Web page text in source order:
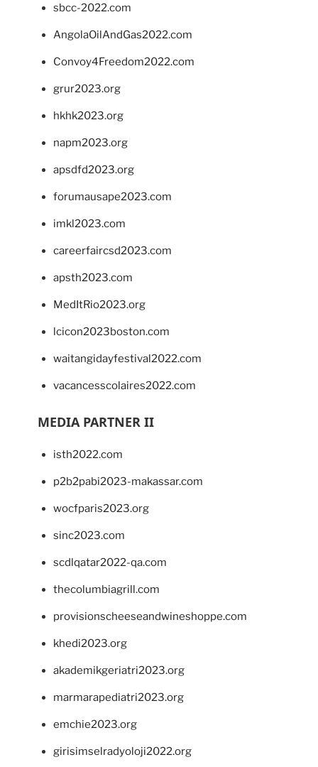
sbcc-2022.com
AngolaOilAndGas2022.com
Convoy4Freedom2022.com
grur2023.org
hkhk2023.org
napm2023.org
apsdfd2023.org
forumausape2023.com
imkl2023.com
careerfaircsd2023.com
apsth2023.com
MedItRio2023.org
lcicon2023boston.com
waitangidayfestival2022.com
vacancesscolaires2022.com
MEDIA PARTNER II
isth2022.com
p2b2pabi2023-makassar.com
wocfparis2023.org
sinc2023.com
scdlqatar2022-qa.com
thecolumbiagrill.com
provisionscheeseandwineshoppe.com
khedi2023.org
akademikgeriatri2023.org
marmarapediatri2023.org
emchie2023.org
girisimselradyoloji2022.org